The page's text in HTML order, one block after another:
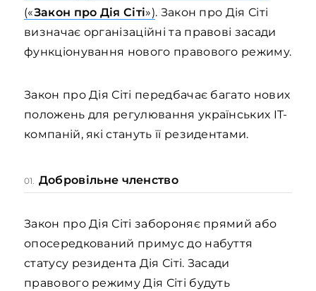
(«Закон про Дія Сіті»). Закон про Дія Сіті
визначає організаційні та правові засади
функціонування нового правового режиму.
Закон про Дія Сіті передбачає багато нових
положень для регулювання українських IT-
компаній, які стануть її резидентами.
01. Добровільне членство
Закон про Дія Сіті забороняє прямий або
опосередкований примус до набуття
статусу резидента Дія Сіті. Засади
правового режиму Дія Сіті будуть